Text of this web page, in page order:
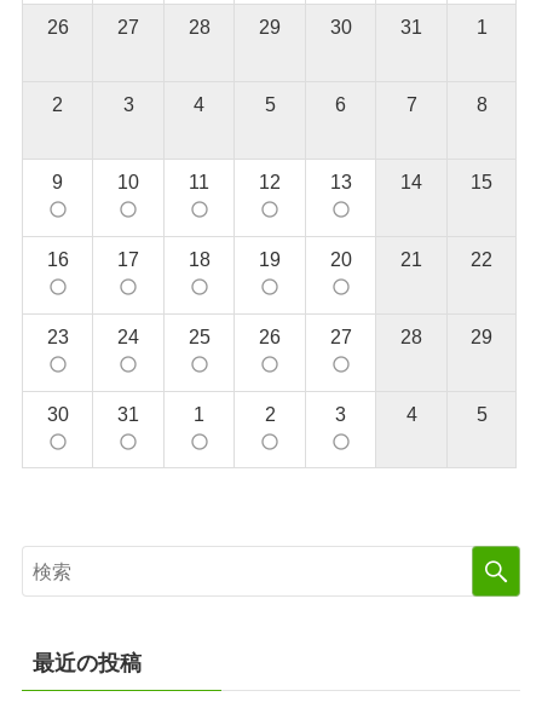
26 27 28 29 30 31 1
2 3 4 5 6 7 8
9
panorama_fish_eye
10
panorama_fish_eye
11
panorama_fish_eye
12
panorama_fish_eye
13
panorama_fish_eye
14 15
16
panorama_fish_eye
17
panorama_fish_eye
18
panorama_fish_eye
19
panorama_fish_eye
20
panorama_fish_eye
21 22
23
panorama_fish_eye
24
panorama_fish_eye
25
panorama_fish_eye
26
panorama_fish_eye
27
panorama_fish_eye
28 29
30
panorama_fish_eye
31
panorama_fish_eye
1
panorama_fish_eye
2
panorama_fish_eye
3
panorama_fish_eye
4 5
最近の投稿